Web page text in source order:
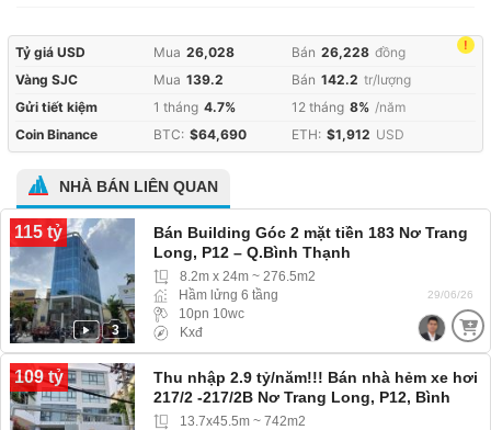
!
Tỷ giá USD Mua 26,028 Bán 26,228 đồng
Vàng SJC
Mua 139.2 Bán 142.2 tr/lượng
Gửi tiết kiệm
1 tháng 4.7% 12 tháng 8% /năm
Coin Binance
BTC: $64,690 ETH: $1,912 USD
NHÀ BÁN LIÊN QUAN
115 tỷ
3
Bán Building Góc 2 mặt tiền 183 Nơ Trang
Long, P12 – Q.Bình Thạnh
8.2m x 24m ~ 276.5m2
Hầm lửng 6 tầng
10pn 10wc
Kxđ
29/06/26
109 tỷ
Thu nhập 2.9 tỷ/năm!!! Bán nhà hẻm xe hơi
217/2 -217/2B Nơ Trang Long, P12, Bình
Thạnh13.7x45.5m ~ 742m2